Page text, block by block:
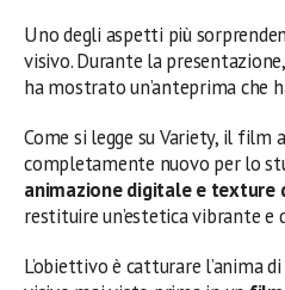
Uno degli aspetti più
visivo. Durante la
ha mostrato un’anteprima che
Come si legge su Variety, il film
completamente nuovo per lo
animazione digitale e texture
restituire un’estetica vibrante e
L’obiettivo è catturare l’anima